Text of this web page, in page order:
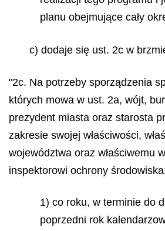
planu obejmujące cały
c) dodaje się ust. 2c w
"2c. Na potrzeby sporządzenia
których mowa w ust. 2a, wójt,
prezydent miasta oraz starosta
zakresie swojej właściwości,
województwa oraz właściwemu
inspektorowi ochrony
1) co roku, w terminie do
poprzedni rok